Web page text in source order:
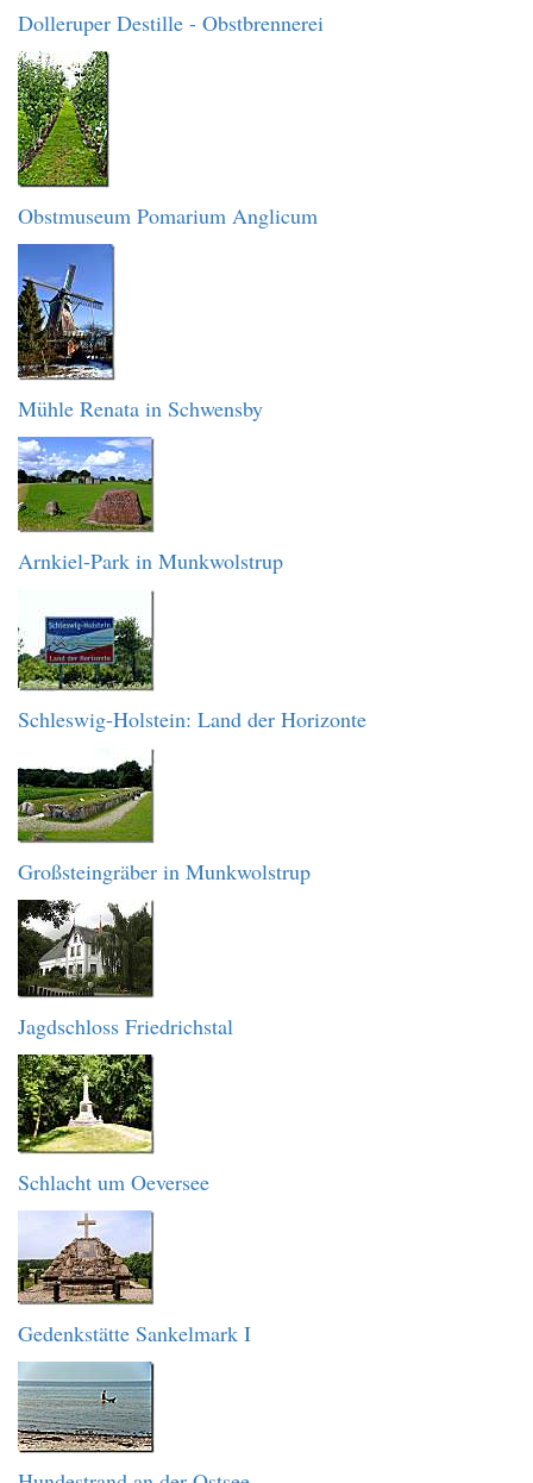
Dolleruper Destille - Obstbrennerei
Obstmuseum Pomarium Anglicum
Mühle Renata in Schwensby
Arnkiel-Park in Munkwolstrup
Schleswig-Holstein: Land der Horizonte
Großsteingräber in Munkwolstrup
Jagdschloss Friedrichstal
Schlacht um Oeversee
Gedenkstätte Sankelmark I